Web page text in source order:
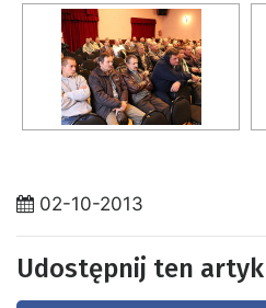
02-10-2013
Udostępnij ten